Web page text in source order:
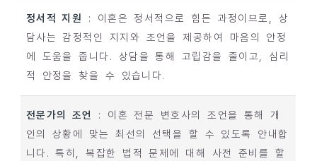
정서적 지원
: 이혼은 정서적으로 힘든 과정이므로, 상
담사는 감정적인 지지와 조언을 제공하여 마음의 안정
에 도움을 줍니다. 상담을 통해 고립감을 줄이고, 심리
적 안정을 찾을 수 있습니다.
전문가의 조언
: 이혼 전문 변호사의 조언을 통해 개
인의 상황에 맞는 최선의 선택을 할 수 있도록 안내합
니다. 특히, 복잡한 법적 문제에 대해 사전 준비를 할